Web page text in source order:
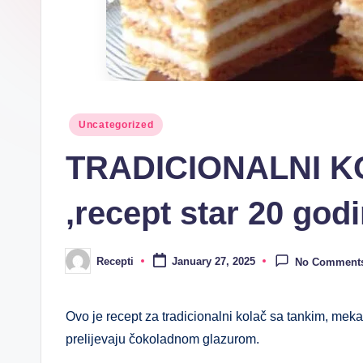
Posted
Uncategorized
TRADICIONALNI
,recept star 20
Posted
by
Recepti January 27, 2025 No
Ovo je recept za tradicionalni kolač sa tankim,
prelijevaju čokoladnom glazurom.